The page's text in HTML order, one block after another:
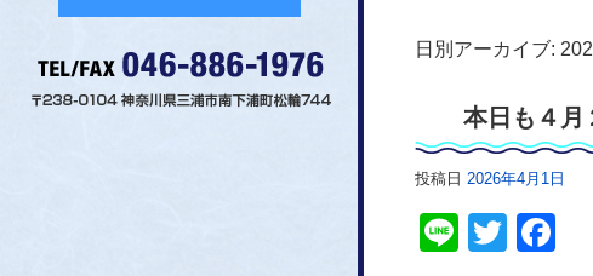
日別アーカイブ:
本日も４月
投稿日 2026年4月1日
Line